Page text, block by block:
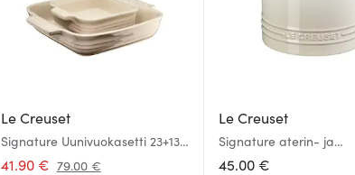
Le Creuset
Signature Uunivuokasetti 23+13
cm Meringue
41.90 € 79.00 €
Le Creuset
Signature aterin- ja
keittiövälinepurkki 1,1 L
45.00 €